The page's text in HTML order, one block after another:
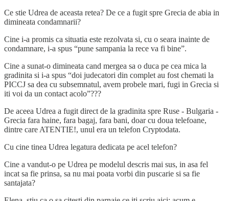
Ce stie Udrea de aceasta retea? De ce a fugit spre Grecia de abia in
dimineata condamnarii?
Cine i-a promis ca situatia este rezolvata si, cu o seara inainte de
condamnare, i-a spus “pune sampania la rece va fi bine”.
Cine a sunat-o dimineata cand mergea sa o duca pe cea mica la
gradinita si i-a spus “doi judecatori din complet au fost chemati la
PICCJ sa dea cu subsemnatul, avem probele mari, fugi in Grecia si
iti voi da un contact acolo”???
De aceea Udrea a fugit direct de la gradinita spre Ruse - Bulgaria -
Grecia fara haine, fara bagaj, fara bani, doar cu doua telefoane,
dintre care ATENTIE!, unul era un telefon Cryptodata.
Cu cine tinea Udrea legatura dedicata pe acel telefon?
Cine a vandut-o pe Udrea pe modelul descris mai sus, in asa fel
incat sa fie prinsa, sa nu mai poata vorbi din puscarie si sa fie
santajata?